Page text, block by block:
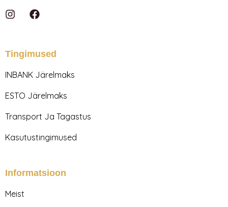
I
a
r
m
F
a
b
o
Tingimused
INBANK Järelmaks
ESTO Järelmaks
Transport Ja Tagastus
Kasutustingimused
Informatsioon
Meist